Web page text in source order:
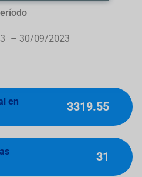
– 30/09/2023
en
3319.55
31